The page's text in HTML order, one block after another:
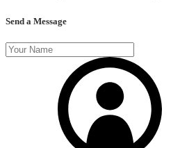
Send a Message